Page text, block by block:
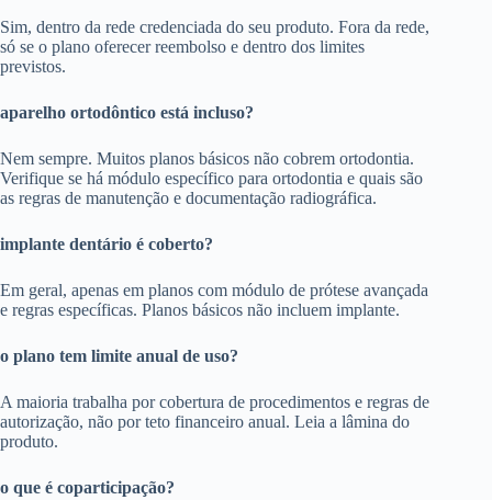
Sim, dentro da rede credenciada do seu produto. Fora da rede,
só se o plano oferecer reembolso e dentro dos limites
previstos.
aparelho ortodôntico está incluso?
Nem sempre. Muitos planos básicos não cobrem ortodontia.
Verifique se há módulo específico para ortodontia e quais são
as regras de manutenção e documentação radiográfica.
implante dentário é coberto?
Em geral, apenas em planos com módulo de prótese avançada
e regras específicas. Planos básicos não incluem implante.
o plano tem limite anual de uso?
A maioria trabalha por cobertura de procedimentos e regras de
autorização, não por teto financeiro anual. Leia a lâmina do
produto.
o que é coparticipação?